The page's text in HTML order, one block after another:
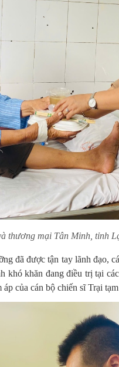
mại Tân Minh, tỉnh
đã được tận tay lãnh đạo,
khó khăn đang điều trị tại
của cán bộ chiến sĩ Trại